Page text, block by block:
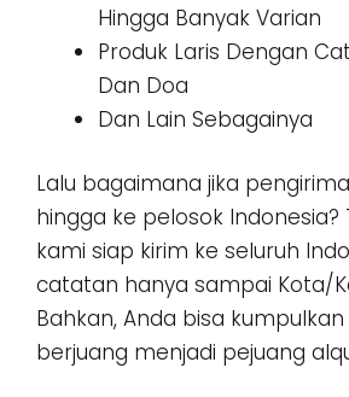
Hingga Banyak Varian
Produk Laris Dengan
Dan Doa
Dan Lain Sebagainya
Lalu bagaimana jika
hingga ke pelosok Indonesia?
kami siap kirim ke seluruh
catatan hanya sampai Kota/
Bahkan, Anda bisa
berjuang menjadi pejuang